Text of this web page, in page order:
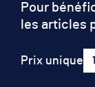
Pour
les articles
Prix unique